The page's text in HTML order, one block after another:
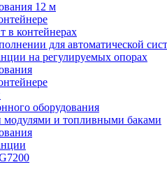
12 м
в контейнерах
для автоматической
на регулируемых опорах
оборудования
модулями и топливными баками